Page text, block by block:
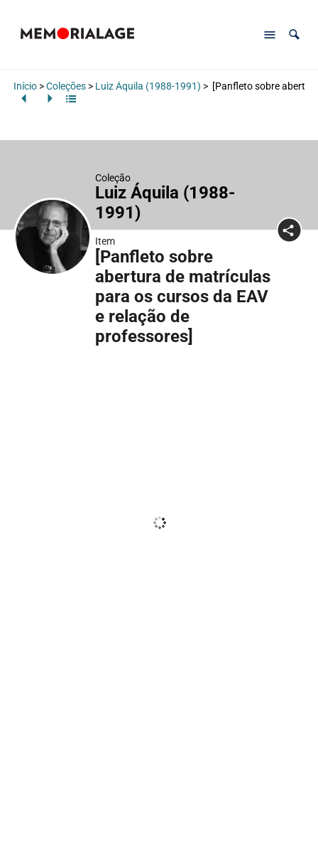
Início>Coleções> Luiz Áquila (1988-1991) > [Panfleto sobre
Coleção
Luiz Áquila (1988-
1991)
Item
[Panfleto sobre
abertura de matrículas
para os cursos da EAV
e relação de
professores]